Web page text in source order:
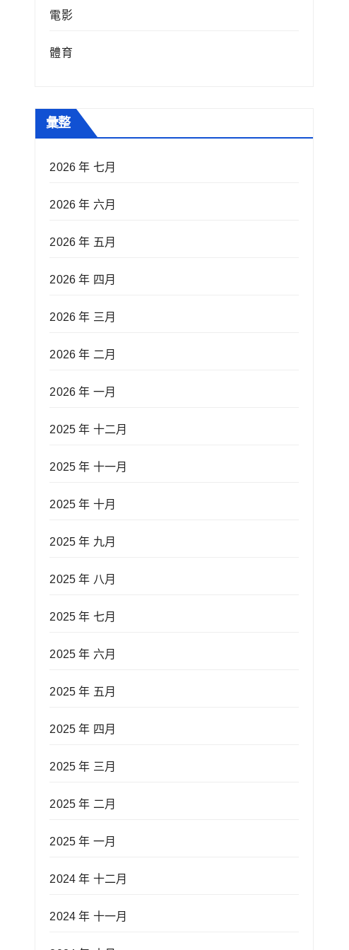
電影
體育
彙整
2026 年 七月
2026 年 六月
2026 年 五月
2026 年 四月
2026 年 三月
2026 年 二月
2026 年 一月
2025 年 十二月
2025 年 十一月
2025 年 十月
2025 年 九月
2025 年 八月
2025 年 七月
2025 年 六月
2025 年 五月
2025 年 四月
2025 年 三月
2025 年 二月
2025 年 一月
2024 年 十二月
2024 年 十一月